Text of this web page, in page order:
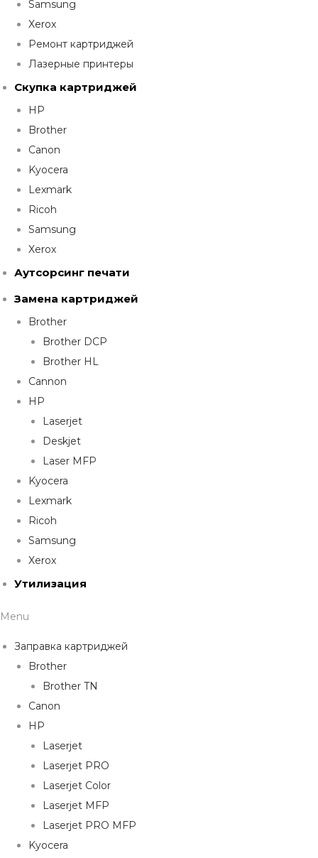
Samsung
Xerox
Ремонт картриджей
Лазерные принтеры
Скупка картриджей
HP
Brother
Canon
Kyocera
Lexmark
Ricoh
Samsung
Xerox
Аутсорсинг печати
Замена картриджей
Brother
Brother DCP
Brother HL
Cannon
HP
Laserjet
Deskjet
Laser MFP
Kyocera
Lexmark
Ricoh
Samsung
Xerox
Утилизация
Menu
Заправка картриджей
Brother
Brother TN
Canon
HP
Laserjet
Laserjet PRO
Laserjet Color
Laserjet MFP
Laserjet PRO MFP
Kyocera